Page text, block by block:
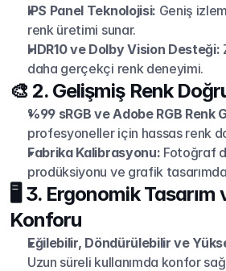
IPS Panel Teknolojisi: Geniş
renk üretimi sunar.
HDR10 ve Dolby Vision Desteği:
daha gerçekçi renk deneyimi.
🎨 2. Gelişmiş Renk
%99 sRGB ve Adobe RGB Renk
profesyoneller için hassas renk
Fabrika Kalibrasyonu: Fotoğraf
prodüksiyonu ve grafik
🖥️ 3. Ergonomik Tasarım
Konforu
Eğilebilir, Döndürülebilir ve
Uzun süreli kullanımda konfor